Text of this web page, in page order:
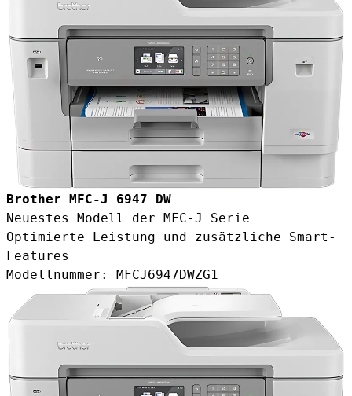
Brother MFC-J 6947 DW
Neuestes Modell der MFC-J Serie
Optimierte Leistung und zusätzliche Smart-
Features
Modellnummer: MFCJ6947DWZG1